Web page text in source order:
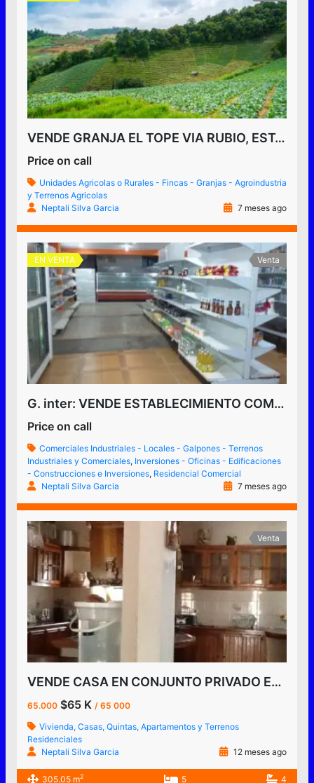
VENDE GRANJA EL TOPE VIA RUBIO, ESTADO TÁCHIRA, VENEZUELA.
Price on call
Unidades Agricolas o Rurales - Fincas - Granjas - Agroindustria
y Terrenos Agricolas
Neptali Silva Garcia
7 meses ago
EN VENTA Venta
G. inter: VENDE ESTABLECIMIENTO COMERCIAL ABASTO, Con Anexo o Apto, en Tariba.Municipio Cardenas Venezuela
Price on call
Comerciales Industriales - Locales - Galpones - Terrenos
Industriales y Comerciales, Inversiones - Oficinas - Edificaciones
- Construcciones e Inversiones, Residencial Comercial
Neptali Silva Garcia
7 meses ago
Venta
VENDE CASA EN CONJUNTO PRIVADO EN LAS VEGAS, TARIBA, TACHIRA VENEZUELA
65.000$65 K / 65 000
Vivienda, Casas, Quintas, Apartamentos y Terrenos
Residenciales
Neptali Silva Garcia
12 meses ago
305.05 m2 5 4